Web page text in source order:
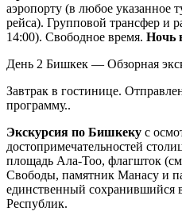
аэропорту (в любое указанное
рейса). Групповой трансфер и
14:00). Свободное время. Ночь
День 2 Бишкек — Обзорная
Завтрак в гостинице.
программу..
Экскурсия по Бишкеку с
достопримечательностей
площадь Ала-Тоо, флагшток
Свободы, памятник Манасу и
единственный сохранившийся
Республик.